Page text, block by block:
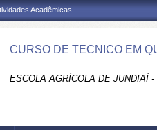
Acadêmicas
CURSO DE TECNICO EM
ESCOLA AGRÍCOLA DE JUNDIAÍ -